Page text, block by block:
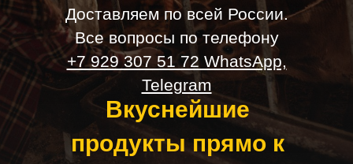
Доставляем по всей России.
Все вопросы по телефону
+7 929 307 51 72 WhatsApp,
Telegram
Вкуснейшие
продукты прямо к